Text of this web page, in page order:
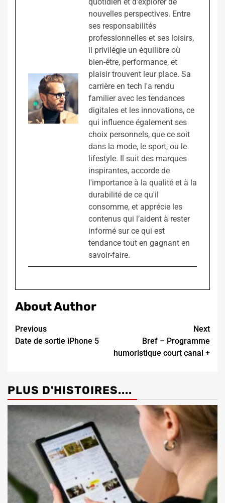
nouvelles perspectives. Entre
ses responsabilités
professionnelles et ses loisirs,
il privilégie un équilibre où
bien-être, performance, et
plaisir trouvent leur place. Sa
carrière en tech l'a rendu
familier avec les tendances
digitales et les innovations, ce
qui influence également ses
choix personnels, que ce soit
dans la mode, le sport, ou le
lifestyle. Il suit des marques
inspirantes, accorde de
l'importance à la qualité et à la
durabilité de ce qu'il
consomme, et apprécie les
contenus qui l’aident à rester
informé sur ce qui est
tendance tout en gagnant en
savoir-faire.
About Author
Continue
Reading
Previous
Date de sortie iPhone 5
Next
Bref – Programme
humoristique court canal +
PLUS D'HISTOIRES....